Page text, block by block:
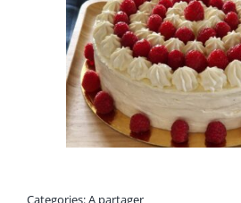
Categories:A partager